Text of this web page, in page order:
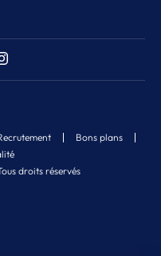
droits réservés
Bons plans